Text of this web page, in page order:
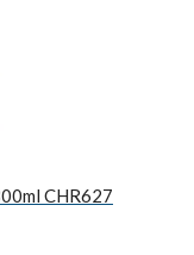
CHR627